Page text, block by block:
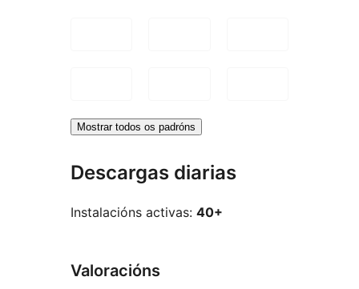
Mostrar todos os padróns
Descargas diarias
Instalacións activas: 40+
Valoracións